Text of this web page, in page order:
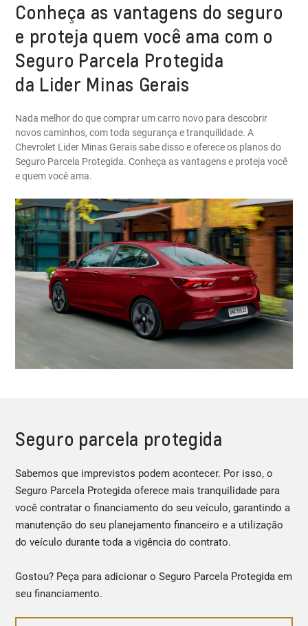
Conheça as vantagens do seguro
e proteja quem você ama com o
Seguro Parcela Protegida
da Lider Minas Gerais
Nada melhor do que comprar um carro novo para descobrir
novos caminhos, com toda segurança e tranquilidade. A
Chevrolet Lider Minas Gerais sabe disso e oferece os planos do
Seguro Parcela Protegida. Conheça as vantagens e proteja você
e quem você ama.
Seguro parcela protegida
Sabemos que imprevistos podem acontecer. Por isso, o
Seguro Parcela Protegida oferece mais tranquilidade para
você contratar o financiamento do seu veículo, garantindo a
manutenção do seu planejamento financeiro e a utilização
do veículo durante toda a vigência do contrato.
Gostou? Peça para adicionar o Seguro Parcela Protegida em
seu financiamento.